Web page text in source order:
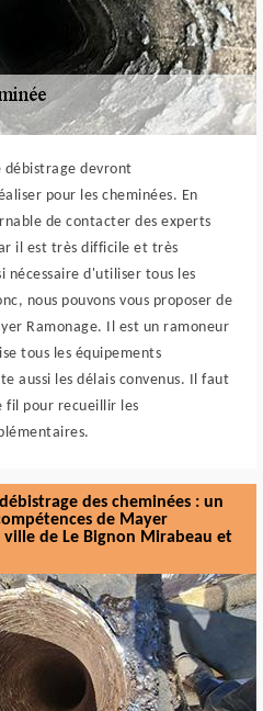
débistrage devront
pour les cheminées. En
de contacter des experts
il est très difficile et très
nécessaire d'utiliser tous les
nous pouvons vous proposer de
Ramonage. Il est un ramoneur
tous les équipements
aussi les délais convenus. Il faut
fil pour recueillir les
des cheminées : un
de Mayer
ville de Le Bignon Mirabeau et